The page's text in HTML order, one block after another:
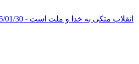
انقلاب متکی به خدا و ملت است - 1405/01/30